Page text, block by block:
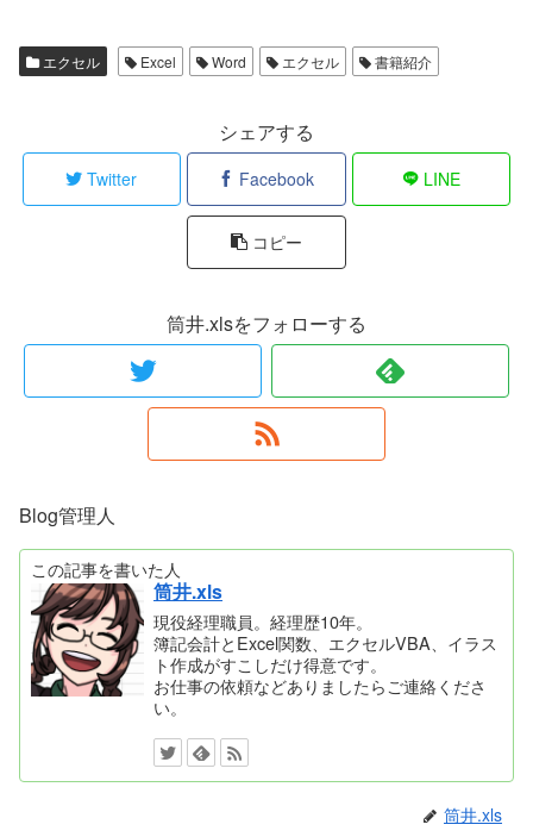
エクセル Excel Word エクセル 書籍紹介
シェアする
Twitter Facebook LINE
コピー
筒井.xlsをフォローする
Blog管理人
この記事を書いた人
筒井.xls
現役経理職員。経理歴10年。
簿記会計とExcel関数、エクセルVBA、イラス
ト作成がすこしだけ得意です。
お仕事の依頼などありましたらご連絡くださ
い。
筒井.xls